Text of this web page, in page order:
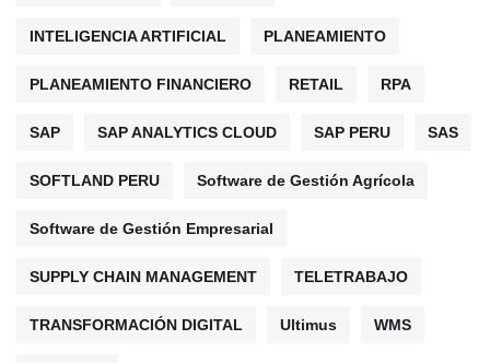
INTELIGENCIA ARTIFICIAL PLANEAMIENTO
PLANEAMIENTO FINANCIERO RETAIL RPA
SAP SAP ANALYTICS CLOUD SAP PERU SAS
SOFTLAND PERU Software de Gestión Agrícola
Software de Gestión Empresarial
SUPPLY CHAIN MANAGEMENT TELETRABAJO
TRANSFORMACIÓN DIGITAL Ultimus WMS